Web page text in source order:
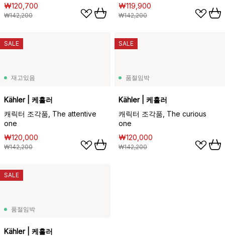
₩120,700
₩142,200
₩119,900
₩142,200
재고있음
Kähler | 케흘러
캐릭터 조각품, The attentive
one
₩120,000
₩142,200
SALE
품절임박
Kähler | 케흘러
캐릭터 조각품, The curious
one
₩120,000
₩142,200
SALE
품절임박
Kähler | 케흘러
SALE